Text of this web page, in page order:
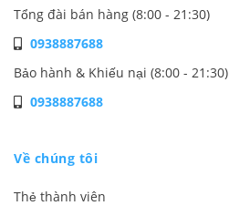
Tổng đài bán hàng (8:00 - 21:30)
0938887688
Bảo hành & Khiếu nại (8:00 - 21:30)
0938887688
Về chúng tôi
Thẻ thành viên